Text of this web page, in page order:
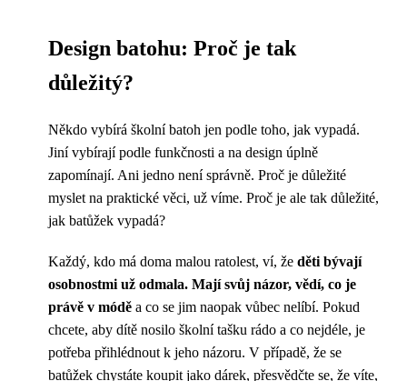
Design batohu: Proč je tak
důležitý?
Někdo vybírá školní batoh jen podle toho, jak vypadá.
Jiní vybírají podle funkčnosti a na design úplně
zapomínají. Ani jedno není správně. Proč je důležité
myslet na praktické věci, už víme. Proč je ale tak důležité,
jak batůžek vypadá?
Každý, kdo má doma malou ratolest, ví, že děti bývají
osobnostmi už odmala. Mají svůj názor, vědí, co je
právě v módě a co se jim naopak vůbec nelíbí. Pokud
chcete, aby dítě nosilo školní tašku rádo a co nejdéle, je
potřeba přihlédnout k jeho názoru. V případě, že se
batůžek chystáte koupit jako dárek, přesvědčte se, že víte,